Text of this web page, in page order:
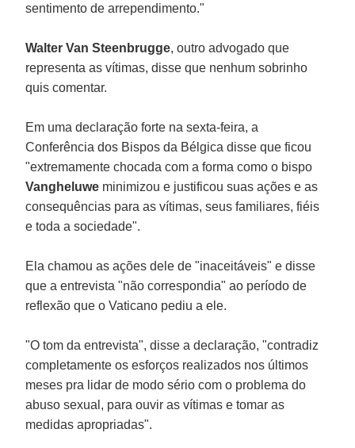
sentimento de arrependimento."
Walter Van Steenbrugge, outro advogado que
representa as vítimas, disse que nenhum sobrinho
quis comentar.
Em uma declaração forte na sexta-feira, a
Conferência dos Bispos da Bélgica disse que ficou
"extremamente chocada com a forma como o bispo
Vangheluwe minimizou e justificou suas ações e as
consequências para as vítimas, seus familiares, fiéis
e toda a sociedade".
Ela chamou as ações dele de "inaceitáveis" e disse
que a entrevista "não correspondia" ao período de
reflexão que o Vaticano pediu a ele.
"O tom da entrevista", disse a declaração, "contradiz
completamente os esforços realizados nos últimos
meses pra lidar de modo sério com o problema do
abuso sexual, para ouvir as vítimas e tomar as
medidas apropriadas".